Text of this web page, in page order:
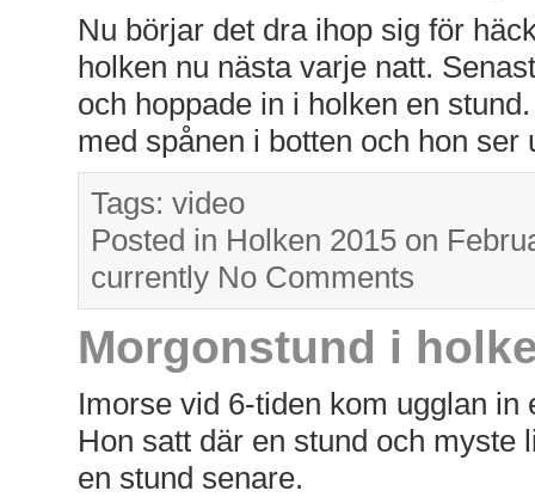
Nu börjar det dra ihop sig för
holken nu nästa varje natt.
och hoppade in i holken en
med spånen i botten och hon ser
Tags: video
Posted in Holken 2015 on
currently No Comments
Morgonstund i
Imorse vid 6-tiden kom ugglan in
Hon satt där en stund och myste
en stund senare.